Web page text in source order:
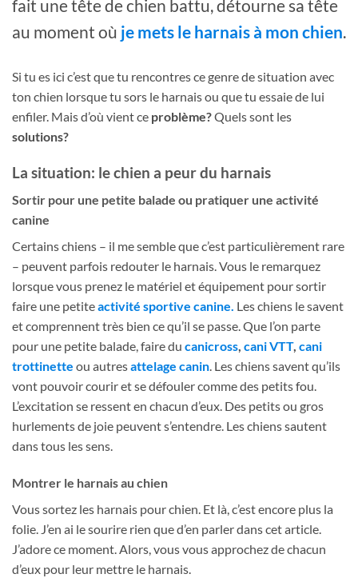
fait une tête de chien battu, détourne sa tête
au moment où je mets le harnais à mon chien.
Si tu es ici c’est que tu rencontres ce genre de situation avec
ton chien lorsque tu sors le harnais ou que tu essaie de lui
enfiler. Mais d’où vient ce problème?Quels sont les
solutions?
La situation: le chien a peur du harnais
Sortir pour une petite balade ou pratiquer une activité
canine
Certains chiens – il me semble que c’est particulièrement rare
– peuvent parfois redouter le harnais. Vous le remarquez
lorsque vous prenez le matériel et équipement pour sortir
faire une petiteactivité sportive canine. Les chiens le savent
et comprennent très bien ce qu’il se passe. Que l’on parte
pour une petite balade, faire du canicross, cani VTT, cani
trottinette ou autresattelage canin. Les chiens savent qu’ils
vont pouvoir courir et se défouler comme des petits fou.
L’excitation se ressent en chacun d’eux. Des petits ou gros
hurlements de joie peuvent s’entendre. Les chiens sautent
dans tous les sens.
Montrer le harnais au chien
Vous sortez les harnais pour chien. Et là, c’est encore plus la
folie. J’en ai le sourire rien que d’en parler dans cet article.
J’adore ce moment. Alors, vous vous approchez de chacun
d’eux pour leur mettre le harnais.